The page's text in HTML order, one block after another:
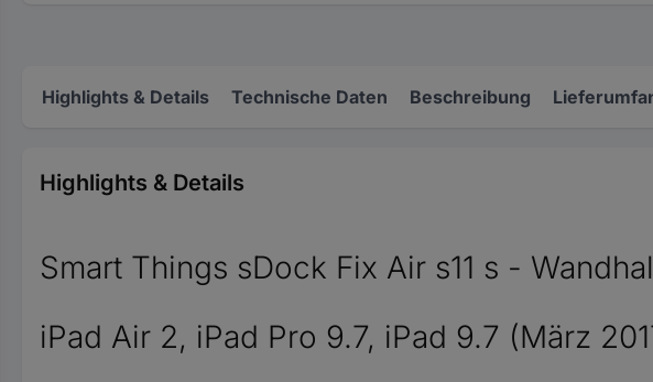
Highlights & Details Technische Daten Beschreibung
Highlights & Details
Smart Things sDock Fix Air s11 s -
iPad Air 2, iPad Pro 9.7, iPad 9.7 (März